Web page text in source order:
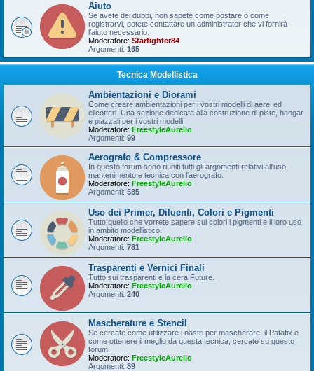
Aiuto
Se avete dei dubbi, non sapete come postare o come
registrarvi, potete contattare un administrator che vi fornirà
l'aiuto necessario.
Moderatore: Starfighter84
Argomenti: 165
Tecnica Modellistica
Ambientazioni e Diorami
Come creare ambientazioni per i vostri modelli di aerei ed
elicotteri. Una sezione dedicata alla costruzione di piste, hangar
e piazzali per i vostri modelli.
Moderatore: FreestyleAurelio
Argomenti: 99
Aerografo & Compressore
In questo forum sono riuniti tutti gli argomenti relativi all'uso,
mantenimento e tecnica con l'aerografo.
Moderatore: FreestyleAurelio
Argomenti: 585
Uso dei Primer, Diluenti, Colori e Pigmenti
Tutto quello che vorrete sapere sui colori i pigmenti e il loro uso
in ambito modellistico.
Moderatore: FreestyleAurelio
Argomenti: 781
Trasparenti e Vernici Finali
Tutto sui trasparenti e la cera Future.
Moderatore: FreestyleAurelio
Argomenti: 240
Mascherature e Stencil
Se cercate come utilizzare i nastri per mascherare, il Patafix e
come ottenere il meglio da questa tecnica, cercate su questo
forum.
Moderatore: FreestyleAurelio
Argomenti: 89